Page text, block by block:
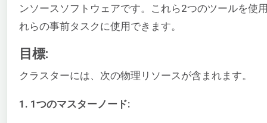
ンソースソフトウェアです。これら2つのツールを使
れらの事前タスクに使用できます。
目標:
クラスターには、次の物理リソースが含まれます。
1. 1つのマスターノード: